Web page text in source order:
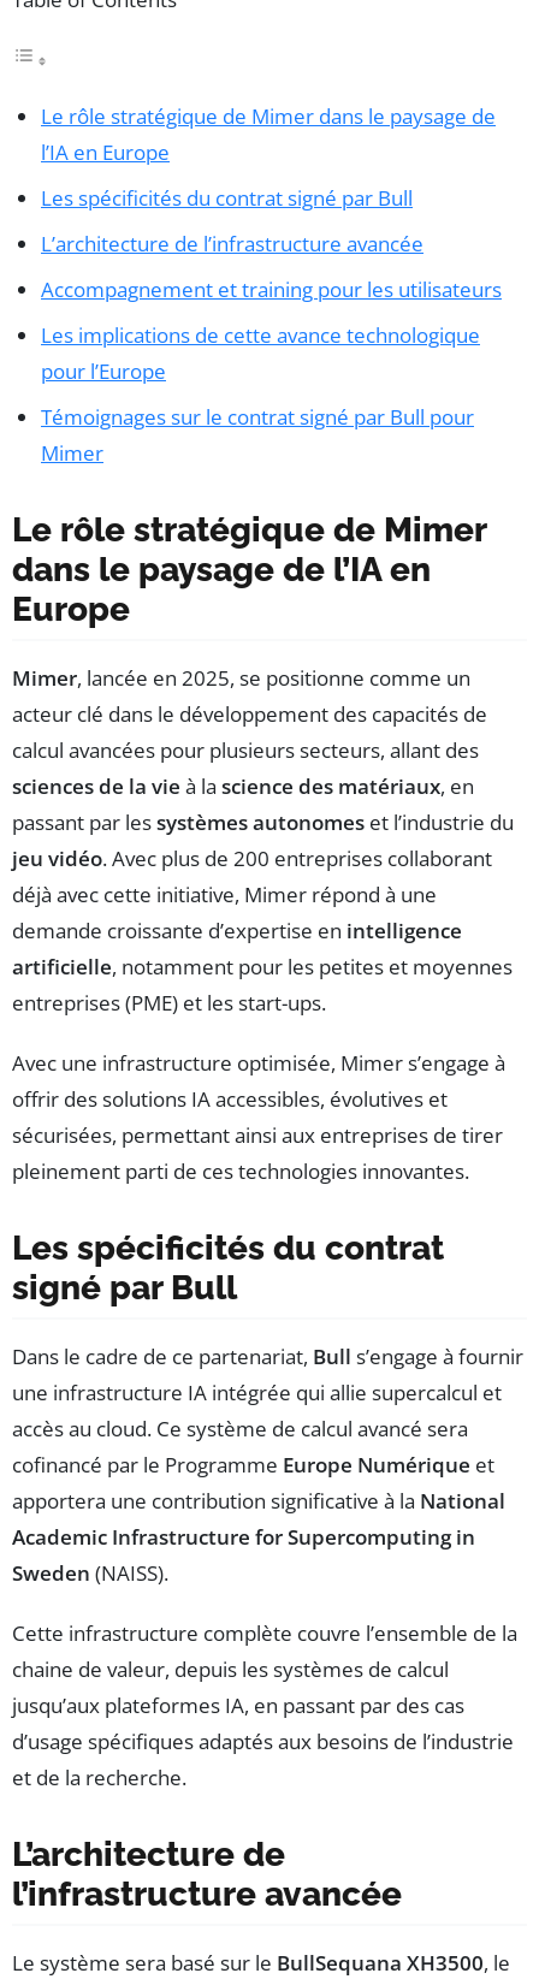
Le rôle stratégique de Mimer dans le paysage de
l’IA en Europe
Les spécificités du contrat signé par Bull
L’architecture de l’infrastructure avancée
Accompagnement et training pour les utilisateurs
Les implications de cette avance technologique
pour l’Europe
Témoignages sur le contrat signé par Bull pour
Mimer
Le rôle stratégique de Mimer
dans le paysage de l’IA en
Europe
Mimer, lancée en 2025, se positionne comme un
acteur clé dans le développement des capacités de
calcul avancées pour plusieurs secteurs, allant des
sciences de la vie à la science des matériaux, en
passant par lessystèmes autonomes et l’industrie du
jeu vidéo. Avec plus de 200 entreprises collaborant
déjà avec cette initiative, Mimer répond à une
demande croissante d’expertise en intelligence
artificielle, notamment pour les petites et moyennes
entreprises (PME) et les start-ups.
Avec une infrastructure optimisée, Mimer s’engage à
offrir des solutions IA accessibles, évolutives et
sécurisées, permettant ainsi aux entreprises de tirer
pleinement parti de ces technologies innovantes.
Les spécificités du contrat
signé par Bull
Dans le cadre de ce partenariat, Bull s’engage à fournir
une infrastructure IA intégrée qui allie supercalcul et
accès au cloud. Ce système de calcul avancé sera
cofinancé par le Programme Europe Numérique et
apportera une contribution significative à la National
Academic Infrastructure for Supercomputing in
Sweden (NAISS).
Cette infrastructure complète couvre l’ensemble de la
chaine de valeur, depuis les systèmes de calcul
jusqu’aux plateformes IA, en passant par des cas
d’usage spécifiques adaptés aux besoins de l’industrie
et de la recherche.
L’architecture de
l’infrastructure avancée
Le système sera basé sur le BullSequana XH3500, le